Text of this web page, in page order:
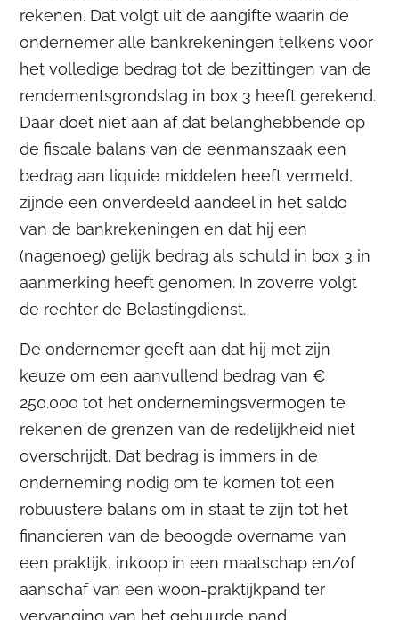
rekenen. Dat volgt uit de aangifte waarin de
ondernemer alle bankrekeningen telkens voor
het volledige bedrag tot de bezittingen van de
rendementsgrondslag in box 3 heeft gerekend.
Daar doet niet aan af dat belanghebbende op
de fiscale balans van de eenmanszaak een
bedrag aan liquide middelen heeft vermeld,
zijnde een onverdeeld aandeel in het saldo
van de bankrekeningen en dat hij een
(nagenoeg) gelijk bedrag als schuld in box 3 in
aanmerking heeft genomen. In zoverre volgt
de rechter de Belastingdienst.
De ondernemer geeft aan dat hij met zijn
keuze om een aanvullend bedrag van €
250.000 tot het ondernemingsvermogen te
rekenen de grenzen van de redelijkheid niet
overschrijdt. Dat bedrag is immers in de
onderneming nodig om te komen tot een
robuustere balans om in staat te zijn tot het
financieren van de beoogde overname van
een praktijk, inkoop in een maatschap en/of
aanschaf van een woon-praktijkpand ter
vervanging van het gehuurde pand.